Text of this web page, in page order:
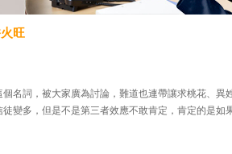
旺
名詞，被大家廣為討論，難道也連帶讓求桃花、異
變多，但是不是第三者效應不敢肯定，肯定的是如